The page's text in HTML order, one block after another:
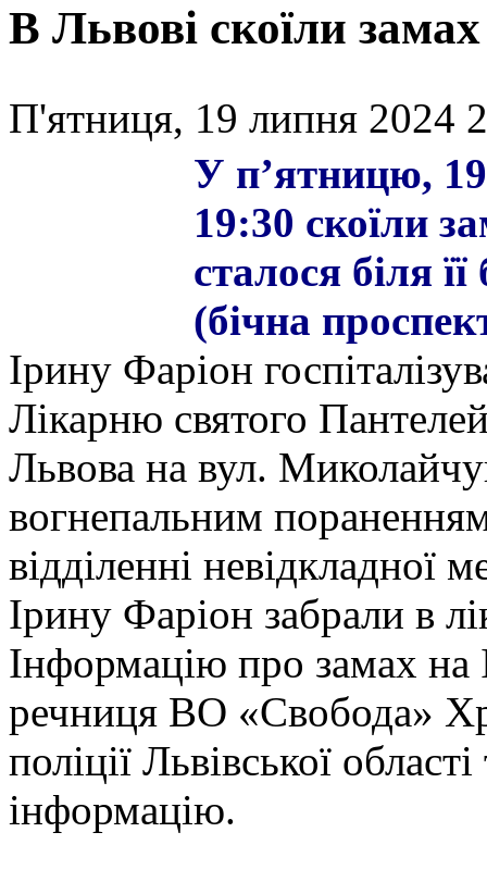
В Львові скоїли
П'ятниця, 19 липня 2024
У п’ятницю,
19:30 скоїли
сталося біля
(бічна
Ірину Фаріон
Лікарню святого
Львова на вул.
вогнепальним
відділенні невідкладної
Ірину Фаріон забрали в
Інформацію про замах на
речниця ВО «Свобода»
поліції Львівської
інформацію.